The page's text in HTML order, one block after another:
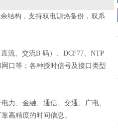
结构，支持双电源热备份，双系
流、交流B 码）、DCF77、NTP
口等；各种授时信号及接口类型
、金融、通信、交通、广电、
高精度的时间信息。